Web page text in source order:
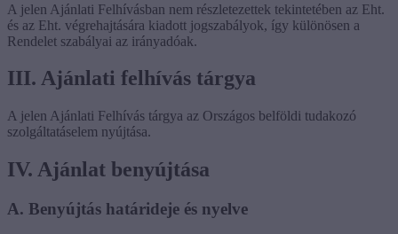
A jelen Ajánlati Felhívásban nem részletezettek tekintetében az Eht.
és az Eht. végrehajtására kiadott jogszabályok, így különösen a
Rendelet szabályai az irányadóak.
III. Ajánlati felhívás tárgya
A jelen Ajánlati Felhívás tárgya az Országos belföldi tudakozó
szolgáltatáselem nyújtása.
IV. Ajánlat benyújtása
A. Benyújtás határideje és nyelve